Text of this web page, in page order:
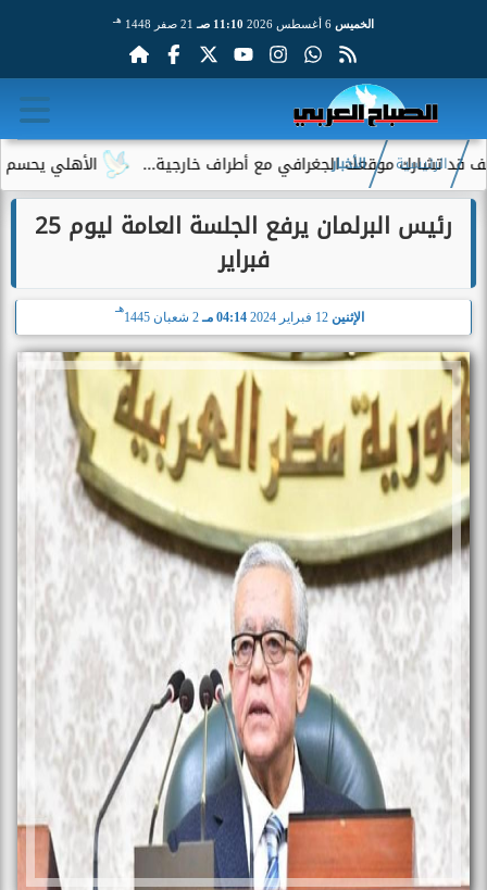
الخميس 11:10 صـ 21 صفر 1448 هـ
الأهلي يحسم الجدل موقعك الجغرافي مع أطراف خارجية...
الرئيسية الأخبار
رئيس البرلمان يرفع الجلسة العامة ليوم 25
فبراير
الإثنين 12 فبراير 2024 04:14 مـ 2 شعبان 1445
هـ